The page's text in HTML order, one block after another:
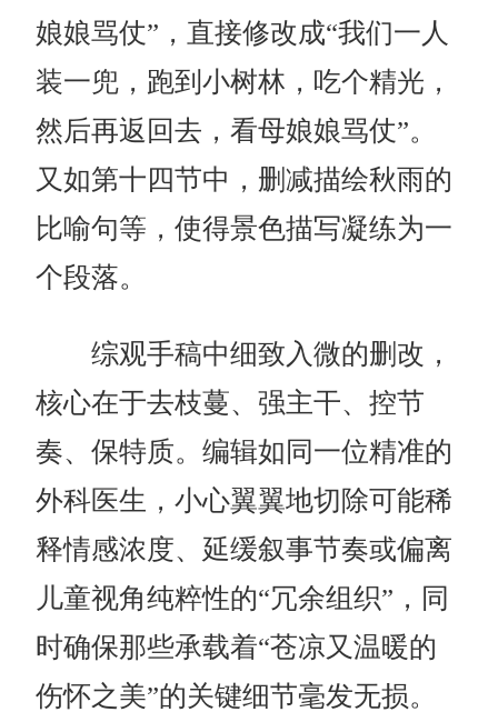
娘娘骂仗”，直接修改成“我们一人
装一兜，跑到小树林，吃个精光，
然后再返回去，看母娘娘骂仗”。
又如第十四节中，删减描绘秋雨的
比喻句等，使得景色描写凝练为一
个段落。
综观手稿中细致入微的删改，
核心在于去枝蔓、强主干、控节
奏、保特质。编辑如同一位精准的
外科医生，小心翼翼地切除可能稀
释情感浓度、延缓叙事节奏或偏离
儿童视角纯粹性的“冗余组织”，同
时确保那些承载着“苍凉又温暖的
伤怀之美”的关键细节毫发无损。